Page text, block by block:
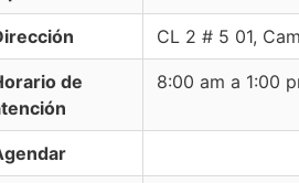
CL 2 # 5 01,
de
8:00 am a 1:00